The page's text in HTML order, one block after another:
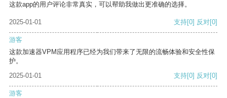
这款app的用户评论非常真实，可以帮助我做出更准确的选择。
2025-01-01 支持[0] 反对[0]
游客
这款加速器VPM应用程序已经为我们带来了无限的流畅体验和安全性保
护。
2025-01-01
支持[0] 反对[0]
游客